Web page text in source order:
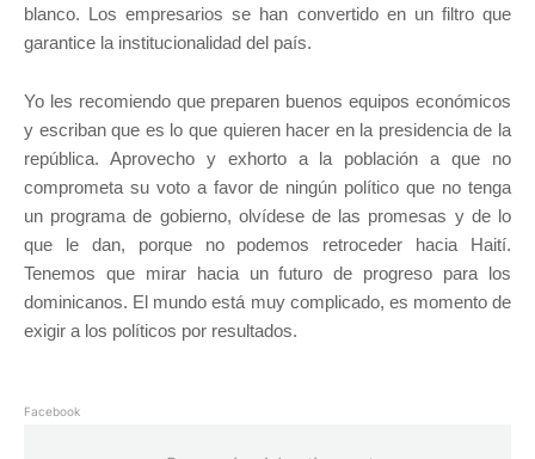
blanco. Los empresarios se han convertido en un filtro que
garantice la institucionalidad del país.
Yo les recomiendo que preparen buenos equipos económicos
y escriban que es lo que quieren hacer en la presidencia de la
república. Aprovecho y exhorto a la población a que no
comprometa su voto a favor de ningún político que no tenga
un programa de gobierno, olvídese de las promesas y de lo
que le dan, porque no podemos retroceder hacia Haití.
Tenemos que mirar hacia un futuro de progreso para los
dominicanos. El mundo está muy complicado, es momento de
exigir a los políticos por resultados.
Facebook